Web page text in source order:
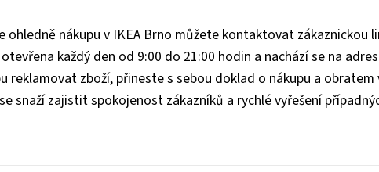
nákupu v IKEA Brno můžete kontaktovat zákaznickou
každý den od 9:00 do 21:00 hodin a nachází se na
reklamovat zboží, přineste s sebou doklad o nákupu a obratem
snaží zajistit spokojenost zákazníků a rychlé vyřešení